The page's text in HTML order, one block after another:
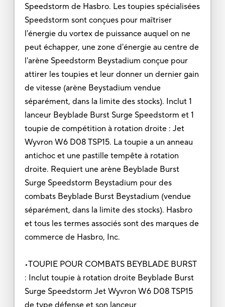
Speedstorm de Hasbro. Les toupies spécialisées
Speedstorm sont conçues pour maîtriser
l'énergie du vortex de puissance auquel on ne
peut échapper, une zone d'énergie au centre de
l'arène Speedstorm Beystadium conçue pour
attirer les toupies et leur donner un dernier gain
de vitesse (arène Beystadium vendue
séparément, dans la limite des stocks). Inclut 1
lanceur Beyblade Burst Surge Speedstorm et 1
toupie de compétition à rotation droite : Jet
Wyvron W6 D08 TSP15. La toupie a un anneau
antichoc et une pastille tempête à rotation
droite. Requiert une arène Beyblade Burst
Surge Speedstorm Beystadium pour des
combats Beyblade Burst Beystadium (vendue
séparément, dans la limite des stocks). Hasbro
et tous les termes associés sont des marques de
commerce de Hasbro, Inc.
•TOUPIE POUR COMBATS BEYBLADE BURST
: Inclut toupie à rotation droite Beyblade Burst
Surge Speedstorm Jet Wyvron W6 D08 TSP15
de type défense et son lanceur